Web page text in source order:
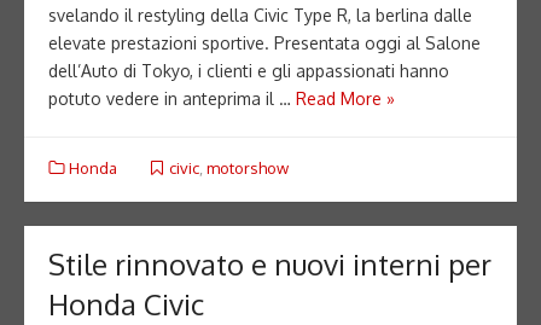
svelando il restyling della Civic Type R, la berlina dalle
elevate prestazioni sportive. Presentata oggi al Salone
dell’Auto di Tokyo, i clienti e gli appassionati hanno
potuto vedere in anteprima il … Read More »
Honda civic, motorshow
Stile rinnovato e nuovi interni per
Honda Civic